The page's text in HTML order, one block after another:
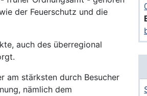
der Feuerschutz und die
auch des überregional
am stärksten durch Besucher
nämlich dem